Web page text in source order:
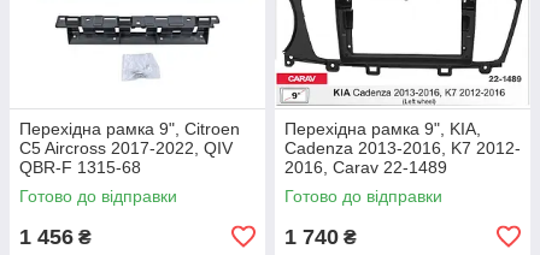
Перехідна рамка 9", Citroen
C5 Aircross 2017-2022, QIV
QBR-F 1315-68
Готово до відправки
1 456 ₴
Перехідна рамка 9", KIA,
Cadenza 2013-2016, K7 2012-
2016, Carav 22-1489
Готово до відправки
1 740 ₴